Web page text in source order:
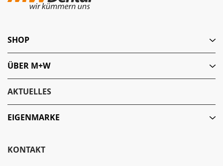
KONTAKT
SHOP
ÜBER M+W
AKTUELLES
EIGENMARKE